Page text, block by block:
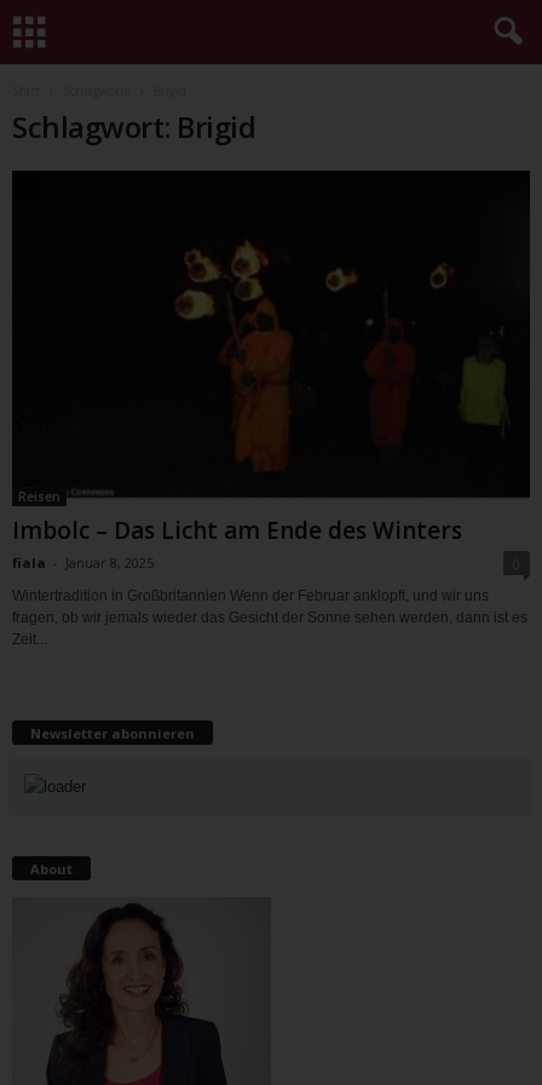
Schlagwort: Brigid
Reisen
Imbolc – Das Licht am Ende des Winters
fiala - Januar 8, 2025
Wintertradition in Großbritannien Wenn der Februar anklopft, und wir uns
fragen, ob wir jemals wieder das Gesicht der Sonne sehen werden, dann ist es
Zeit...
Newsletter abonnieren
About